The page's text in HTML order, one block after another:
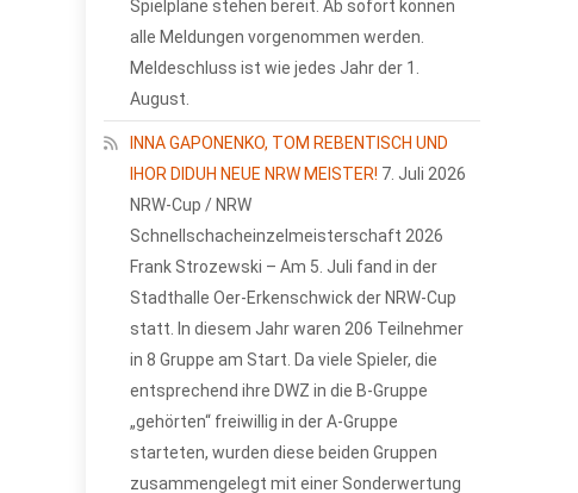
Spielpläne stehen bereit. Ab sofort können
alle Meldungen vorgenommen werden.
Meldeschluss ist wie jedes Jahr der 1.
August.
INNA GAPONENKO, TOM REBENTISCH UND
IHOR DIDUH NEUE NRW MEISTER! 7. Juli 2026
NRW-Cup / NRW
Schnellschacheinzelmeisterschaft 2026
Frank Strozewski – Am 5. Juli fand in der
Stadthalle Oer-Erkenschwick der NRW-Cup
statt. In diesem Jahr waren 206 Teilnehmer
in 8 Gruppe am Start. Da viele Spieler, die
entsprechend ihre DWZ in die B-Gruppe
„gehörten“ freiwillig in der A-Gruppe
starteten, wurden diese beiden Gruppen
zusammengelegt mit einer Sonderwertung